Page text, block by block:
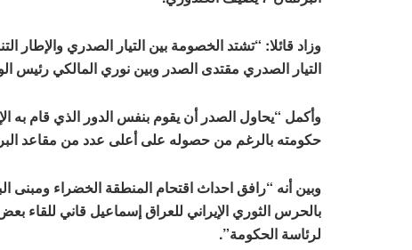
وزاد قائلا: “تشتد الخصومة بين التيار الصدري
التيار الصدري مقتدى الصدر وبين نوري المالكي رئيس
وأكمل “يحاول الصدر أن يقوم بنفس الدور الذي قام به
حكومته بالرغم من حصوله على أعلى عدد من مقاعد
وبين أنه “رافق احداث اقتحام المنطقة الخضراء ومبنى
بالحرس الثوري الإيراني للعراق إسماعيل قاني للقاء
لرئاسة الحكومة”.